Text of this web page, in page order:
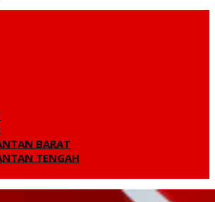
BARAT
TENGAH